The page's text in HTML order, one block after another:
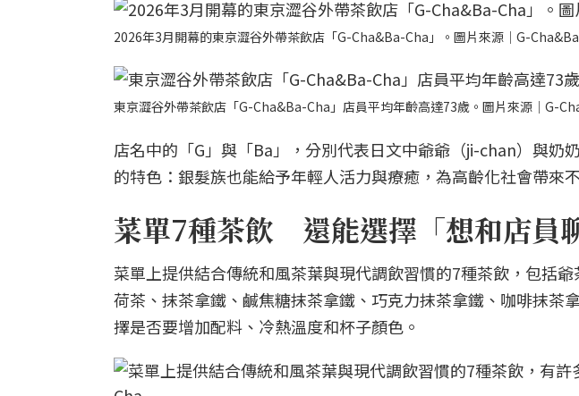
2026年3月開幕的東京澀谷外帶茶飲店「G-Cha&Ba-Cha」。圖片來源｜G-
東京澀谷外帶茶飲店「G-Cha&Ba-Cha」店員平均年齡高達73歲。圖片來源｜G-
店名中的「G」與「Ba」，分別代表日文中爺爺（ji-chan）與奶
的特色：銀髮族也能給予年輕人活力與療癒，為高齡化社會帶來
菜單7種茶飲 還能選擇「想和店員
菜單上提供結合傳統和風茶葉與現代調飲習慣的7種茶飲，包括
荷茶、抹茶拿鐵、鹹焦糖抹茶拿鐵、巧克力抹茶拿鐵、咖啡抹茶
擇是否要增加配料、冷熱溫度和杯子顏色。